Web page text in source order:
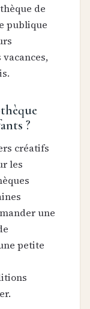
de
publique
?
créatifs
les
une
petite